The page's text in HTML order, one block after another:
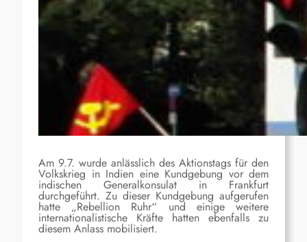
Am 9.7. wurde anlässlich des Aktionstags für den
Volkskrieg in Indien eine Kundgebung vor dem
indischen Generalkonsulat in Frankfurt
durchgeführt. Zu dieser Kundgebung aufgerufen
hatte „Rebellion Ruhr“ und einige weitere
internationalistische Kräfte hatten ebenfalls zu
diesem Anlass mobilisiert.